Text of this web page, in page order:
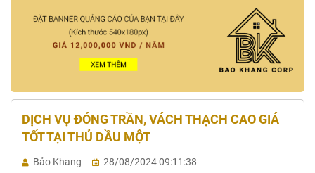
DỊCH VỤ ĐÓNG TRẦN, VÁCH THẠCH CAO GIÁ
TỐT TẠI THỦ DẦU MỘT
Bảo Khang 28/08/2024 09:11:38